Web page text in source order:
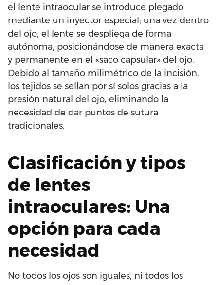
el lente intraocular se introduce plegado
mediante un inyector especial; una vez dentro
del ojo, el lente se despliega de forma
autónoma, posicionándose de manera exacta
y permanente en el «saco capsular» del ojo.
Debido al tamaño milimétrico de la incisión,
los tejidos se sellan por sí solos gracias a la
presión natural del ojo, eliminando la
necesidad de dar puntos de sutura
tradicionales.
Clasificación y tipos
de lentes
intraoculares: Una
opción para cada
necesidad
No todos los ojos son iguales, ni todos los